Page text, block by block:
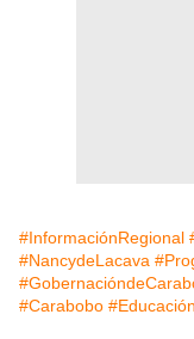
#InformaciónRegional
#NancydeLacava
#Carabobo